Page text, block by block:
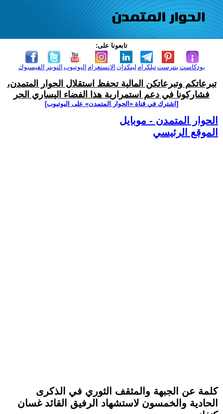
تابعونا على:
الفيسبوك التويتر اليوتيوب الانستغرام لينكدإن تيلكرامبنترست بودكاست
تبرعاتكم وتبرعاتكن المالية تحفظ استقلال الحوار المتمدن،
فشاركونا في دعم استمرارية هذا الفضاء اليساري الحر
[اشترك في قناة ‫«الحوار المتمدن» على اليوتيوب]
الحوار المتمدن - موبايل
الموقع الرئيسي
كلمة عن الجبهة والمثقف الثوري في الذكرى
الحادية والخمسون لاستشهاد الرفيق القائد غسان